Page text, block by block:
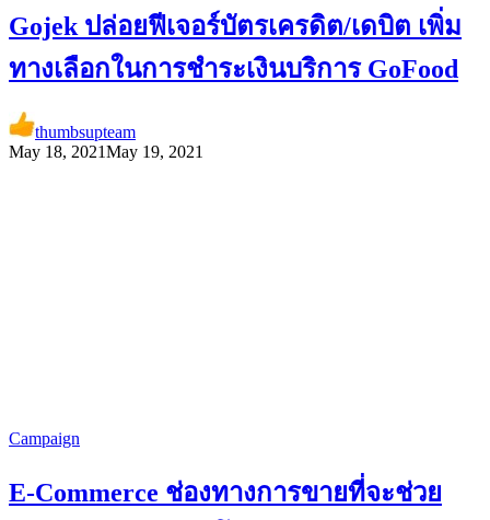
Gojek ปล่อยฟีเจอร์บัตรเครดิต/เดบิต เพิ่ม
ทางเลือกในการชำระเงินบริการ GoFood
thumbsupteam
May 18, 2021May 19, 2021
Campaign
E-Commerce ช่องทางการขายที่จะช่วย